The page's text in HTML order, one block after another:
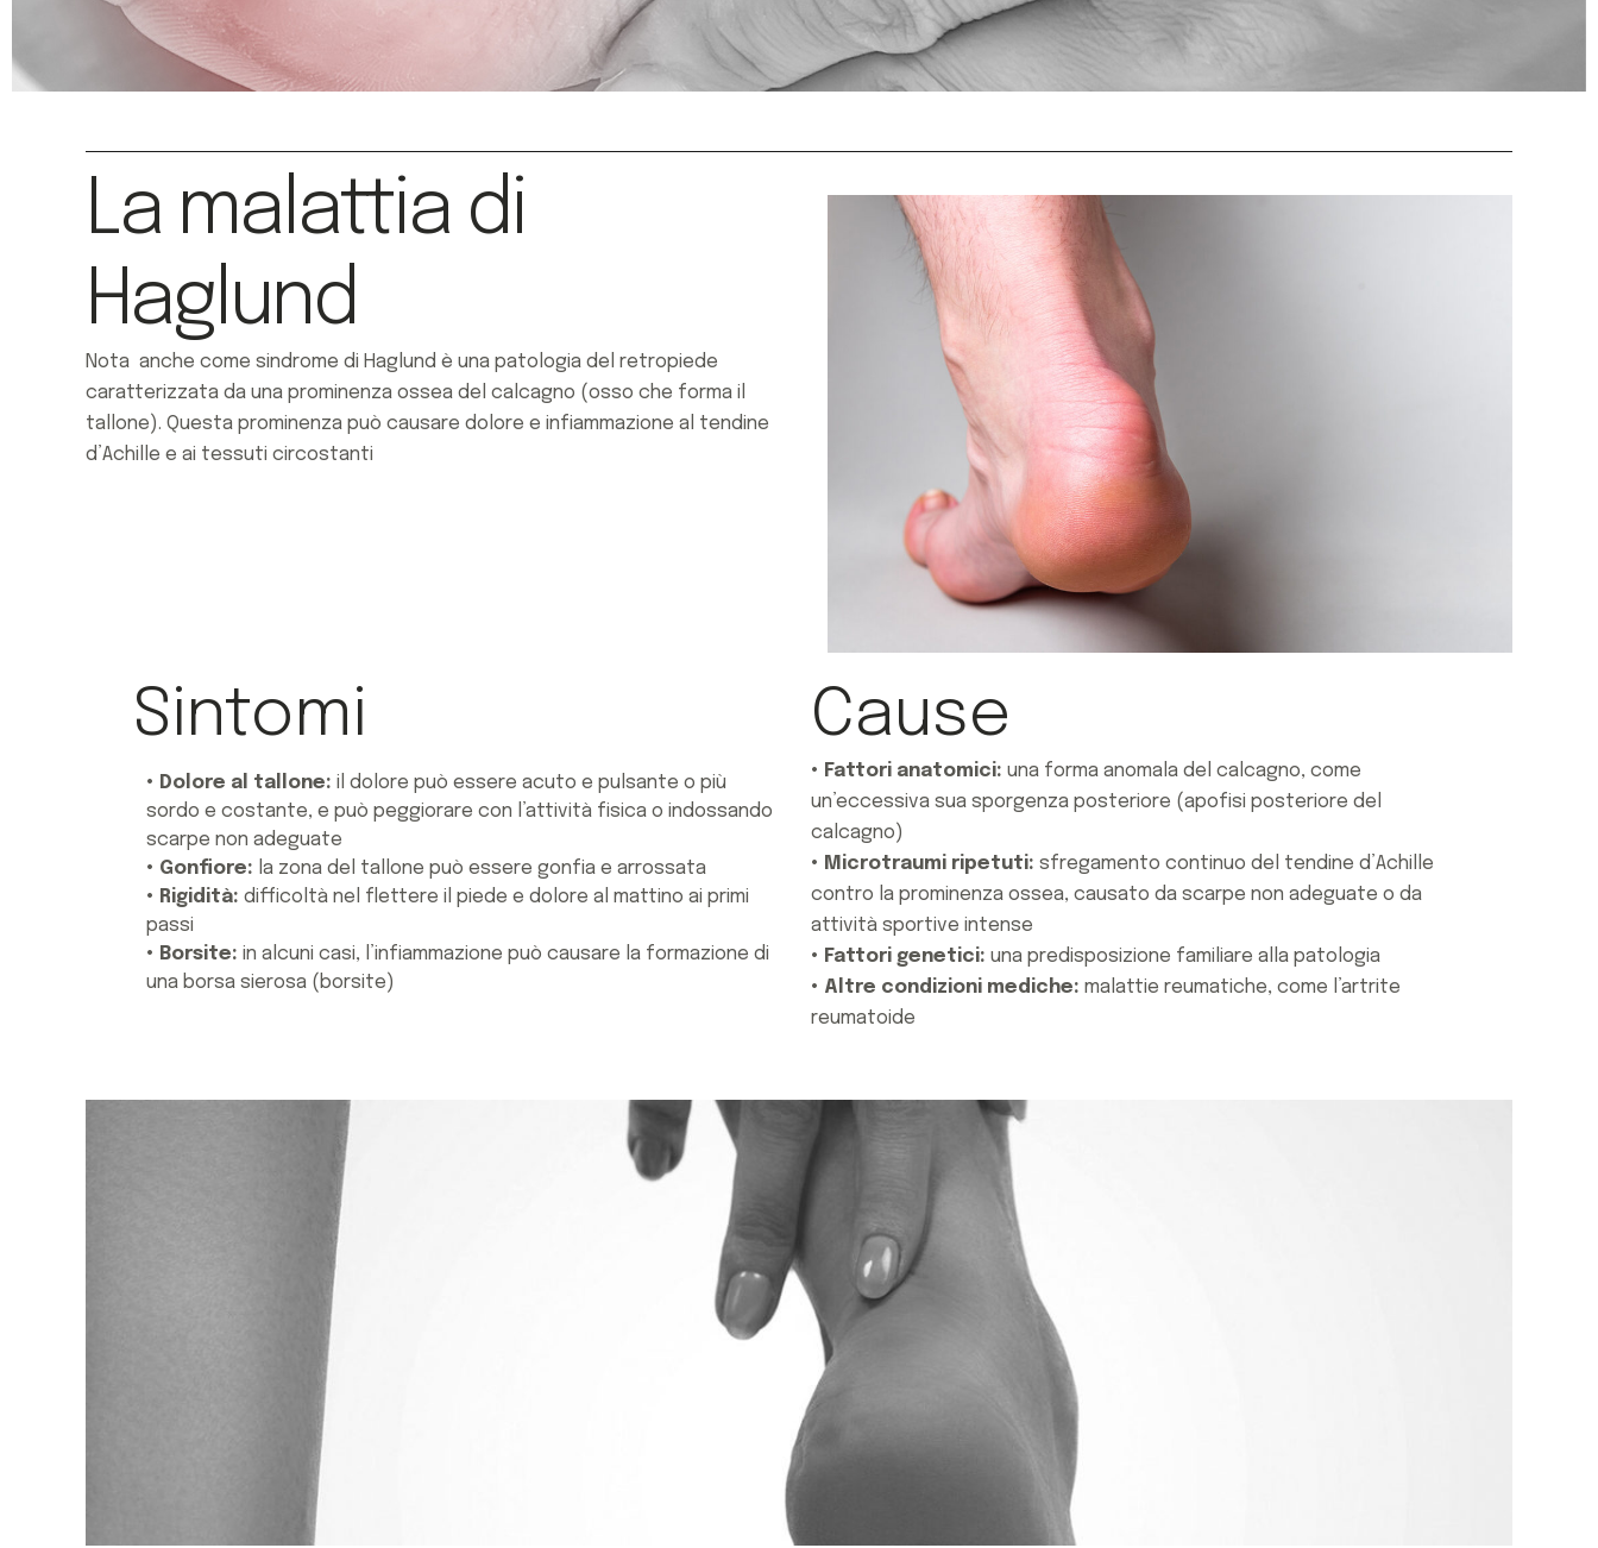
La malattia di
Haglund
Nota anche come sindrome di Haglund è una patologia del retropiede
caratterizzata da una prominenza ossea del calcagno (osso che forma il
tallone). Questa prominenza può causare dolore e infiammazione al tendine
d’Achille e ai tessuti circostanti
Sintomi
• Dolore al tallone: il dolore può essere acuto e pulsante o più
sordo e costante, e può peggiorare con l’attività fisica o indossando
scarpe non adeguate
• Gonfiore: la zona del tallone può essere gonfia e arrossata
• Rigidità: difficoltà nel flettere il piede e dolore al mattino ai primi
passi
• Borsite: in alcuni casi, l’infiammazione può causare la formazione di
una borsa sierosa (borsite)
Cause
• Fattori anatomici: una forma anomala del calcagno, come
un’eccessiva sua sporgenza posteriore (apofisi posteriore del
calcagno)
• Microtraumi ripetuti: sfregamento continuo del tendine d’Achille
contro la prominenza ossea, causato da scarpe non adeguate o da
attività sportive intense
• Fattori genetici: una predisposizione familiare alla patologia
• Altre condizioni mediche: malattie reumatiche, come l’artrite
reumatoide